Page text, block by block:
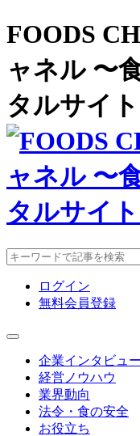
FOODS
ャネル 〜
タルサイ
ログイン
無料会員登録
企業インタビュー
経営ノウハウ
業界動向
法令・食の安全
お役立ち